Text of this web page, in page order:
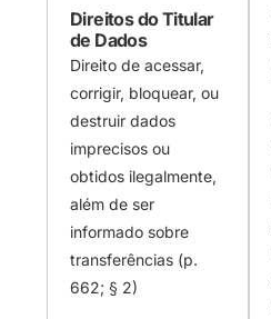
Direitos do Titular
de Dados
Direito de acessar,
corrigir, bloquear, ou
destruir dados
imprecisos ou
obtidos ilegalmente,
além de ser
informado sobre
transferências (p.
662; § 2)